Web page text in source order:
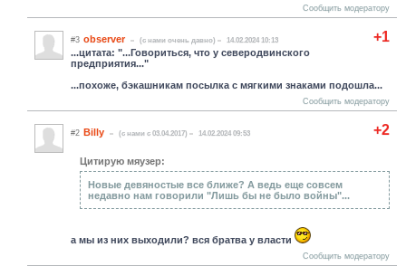
Сообщить модератору
+1
#3 observer (c нами очень давно) 14.02.2024 10:13
...цитата: "...Говориться, что у северодвинского
предприятия..."
...похоже, бэкашникам посылка с мягкими знаками подошла...
Сообщить модератору
+2
#2 Billy (c нами с 03.04.2017) 14.02.2024 09:53
Цитирую мяузер:
Новые девяностые все ближе? А ведь еще совсем
недавно нам говорили "Лишь бы не было войны"...
а мы из них выходили? вся братва у власти
Сообщить модератору